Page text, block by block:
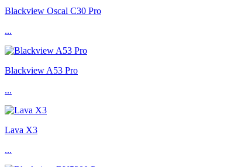
Blackview Oscal C30 Pro
...
Blackview A53 Pro
...
Lava X3
...